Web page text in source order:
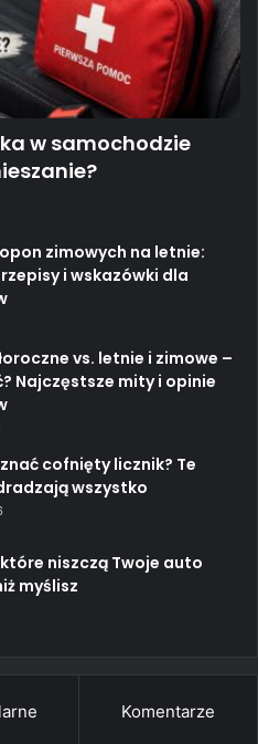
w samochodzie
zimowych na letnie:
i wskazówki dla
vs. letnie i zimowe –
Najczęstsze mity i opinie
cofnięty licznik? Te
wszystko
które niszczą Twoje auto
myślisz
Komentarze